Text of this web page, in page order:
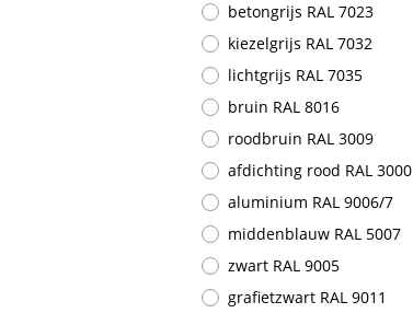
betongrijs RAL 7023
kiezelgrijs RAL 7032
lichtgrijs RAL 7035
bruin RAL 8016
roodbruin RAL 3009
afdichting rood RAL 3000
aluminium RAL 9006/7
middenblauw RAL 5007
zwart RAL 9005
grafietzwart RAL 9011